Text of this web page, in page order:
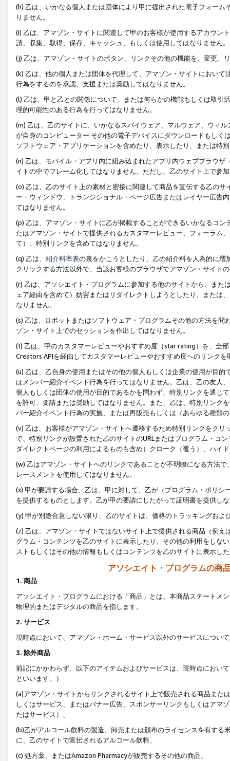
(h) 乙は、いかなる個人または団体により甲に提出された電子フォー
りません。
(i) 乙は、アマゾン・サイトに関連して甲のお客様が使用するアカウン
請、収集、取得、保存、キャッシュ、もしくは使用してはなりません。
(j) 乙は、アマゾン・サイトのボタン、リンクその他の機能を、変更、
(k) 乙は、他の個人または団体を代理して、アマゾン・サイトにおい
行為をするのを承認、支援または奨励してはなりません。
(l) 乙は、甲と乙との関係について、または何らかの機能もしくは取
理的可能性のある行為を行ってはなりません。
(m) 乙は、乙のサイトに、いかなるスパイウェア、マルウェア、ウィ
が自身のコンピューター その他の電子デバイスにダウンロードもし
ソフトウェア・アプリケーションを含めたり、表示したり、または特
(n) 乙は、モバイル・アプリ内に組み込まれたアプリ内ウェブブラウ
イトの中でフレーム化してはなりません。ただし、乙のサイト上で参
(o) 乙は、乙のサイト上の素材と密接に関連して商品を宣伝する乙の
ー・ウィンドウ、トランジショナル・ページ広告またはレイヤー広告
てはなりません。
(p) 乙は、アマゾン・サイトに乙が掲載することができるいかなるコ
たはアマゾン・サイトで提供されるカスタマーレビュー、フォーラム
て）、特別リンクを含めてはなりません。
(q) 乙は、 紹介料率表の裏をかこうとしたり、乙の紹介料を人為的に
クリックする方法以外で、当該お客様のブラウザでアマゾン・サイト
(r) 乙は、アソシエイト・プログラムに参加する他のサイトから、ま
ェア経由を含めて）妨害またはリダイレクトしようとしたり、または
なりません。
(s) 乙は、ロボットまたはソフトウェア・プログラムその他の方法を
ゾン・サイト上でのセッションを作出してはなりません。
(t) 乙は、甲のカスタマーレビューやおすすめ度（star rating）を、全
Creators APIを経由してカスタマーレビューやおすすめ度へのリンクを
(u) 乙は、乙自身の使用またはその他の個人もしくは企業の使用が目
はメンバー紹介イベント行為を行ってはなりません。乙は、乙の友人
個人もしくは団体の使用が目的であるかを問わず、特別リンクを通じ
を許可、要請または奨励してはなりません。また、乙は、特別リンク
バー紹介イベント行為の実施、または再販売もしくは（あらゆる種類
(v) 乙は、お客様がアマゾン・サイトへ遷移するため特別リンクをク
で、特別リンクが設置された乙のサイトのURLまたはプログラム・コ
ダイレクトページの利用によるものも含め）クローク（覆う）、ハイ
(w) 乙はアマゾン・サイトへのリンクであることが不明瞭になる方法
レースメントを使用してはなりません。
(x) 甲が要請する場合、乙は、甲に対して、乙が（プログラム・ポリ
を提供するものとします。乙が甲の要請にしたがって証明書を提供し
(y) 甲が別途合意しない限り、乙のサイトは、価格のトラッキングお
(z) 乙は、アマゾン・サイトではないサイト上で提供される商品（例
グラム・コンテンツを乙のサイトに表示したり、その他の利用をしな
ストもしくはその他の情報もしくはコンテンツを乙のサイトに表示し
アソシエイト・プログラムの商
1. 商品
アソシエイト・プログラムにおける「商品」とは、本商品ステートメ
物理的またはデジタルの商品を指します。
2. サービス
現時点において、アマゾン・ホーム・サービス以外のサービスについ
3. 除外商品
前記にかかわらず、以下のアイテムおよびサービスは、現時点におい
といいます。）
(a)アマゾン・サイトからリンクされるサイト上で販売される商品ま
しくはサービス、またはバナー広告、スポンサーリンクもしくはアマ
たはサービス）、
(b)乙がアルコール飲料の製造、卸売または頒布のライセンスを有す
に、乙のサイトで宣伝されるアルコール飲料、
(c) 処方薬、またはAmazon Pharmacyが販売するその他の商品、